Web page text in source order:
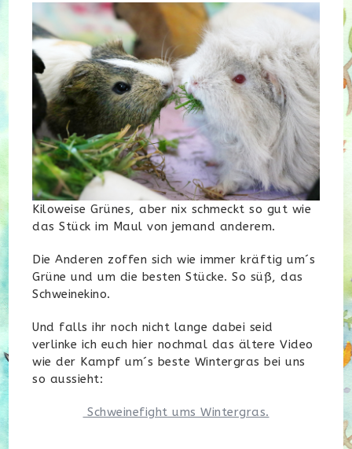
Kiloweise Grünes, aber nix schmeckt so gut wie
das Stück im Maul von jemand anderem.
Die Anderen zoffen sich wie immer kräftig um´s
Grüne und um die besten Stücke. So süß, das
Schweinekino.
Und falls ihr noch nicht lange dabei seid
verlinke ich euch hier nochmal das ältere Video
wie der Kampf um´s beste Wintergras bei uns
so aussieht:
Schweinefight ums Wintergras.